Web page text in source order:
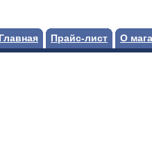
Главная Прайс-лист О